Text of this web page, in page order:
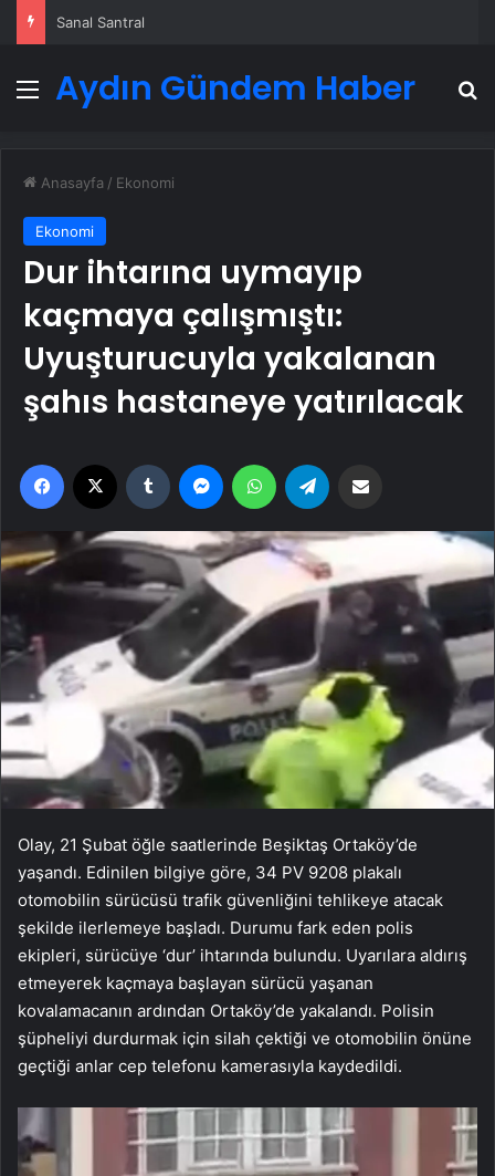
Sanal Santral
Menü
Aydın Gündem Haber
Anasayfa / Ekonomi
Ekonomi
Dur ihtarına uymayıp
kaçmaya çalışmıştı:
Uyuşturucuyla yakalanan
şahıs hastaneye yatırılacak
Facebook Tumblr MessengerWhatsApp
Olay, 21 Şubat öğle saatlerinde Beşiktaş Ortaköy’de
yaşandı. Edinilen bilgiye göre, 34 PV 9208 plakalı
otomobilin sürücüsü trafik güvenliğini tehlikeye atacak
şekilde ilerlemeye başladı. Durumu fark eden polis
ekipleri, sürücüye ‘dur’ ihtarında bulundu. Uyarılara aldırış
etmeyerek kaçmaya başlayan sürücü yaşanan
kovalamacanın ardından Ortaköy’de yakalandı. Polisin
şüpheliyi durdurmak için silah çektiği ve otomobilin önüne
geçtiği anlar cep telefonu kamerasıyla kaydedildi.